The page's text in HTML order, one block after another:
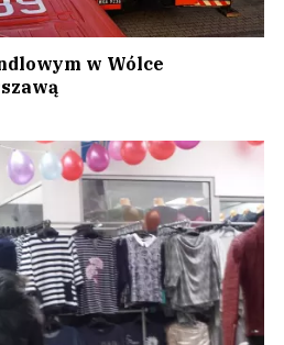
w Wólce